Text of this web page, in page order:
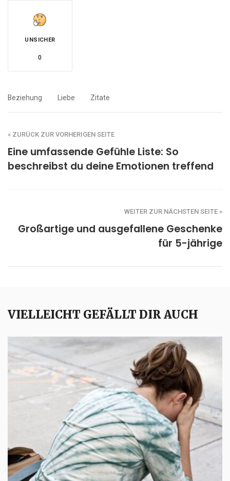
UNSICHER
0
Beziehung Liebe Zitate
« ZURÜCK ZUR VORHERIGEN SEITE
Eine umfassende Gefühle Liste: So
beschreibst du deine Emotionen treffend
WEITER ZUR NÄCHSTEN SEITE »
Großartige und ausgefallene Geschenke
für 5-jährige
VIELLEICHT GEFÄLLT DIR AUCH